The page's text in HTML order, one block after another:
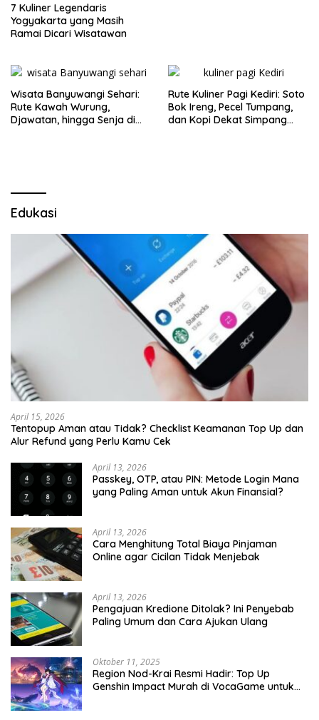
7 Kuliner Legendaris
Yogyakarta yang Masih
Ramai Dicari Wisatawan
Wisata Banyuwangi Sehari:
Rute Kawah Wurung,
Djawatan, hingga Senja di
Rute Kuliner Pagi Kediri: Soto
Bok Ireng, Pecel Tumpang,
dan Kopi Dekat Simpang
Edukasi
April 15, 2026
Tentopup Aman atau Tidak? Checklist Keamanan Top Up dan
Alur Refund yang Perlu Kamu Cek
April 13, 2026
Passkey, OTP, atau PIN: Metode Login Mana
yang Paling Aman untuk Akun Finansial?
April 13, 2026
Cara Menghitung Total Biaya Pinjaman
Online agar Cicilan Tidak Menjebak
April 13, 2026
Pengajuan Kredione Ditolak? Ini Penyebab
Paling Umum dan Cara Ajukan Ulang
Oktober 11, 2025
Region Nod-Krai Resmi Hadir: Top Up
Genshin Impact Murah di VocaGame untuk